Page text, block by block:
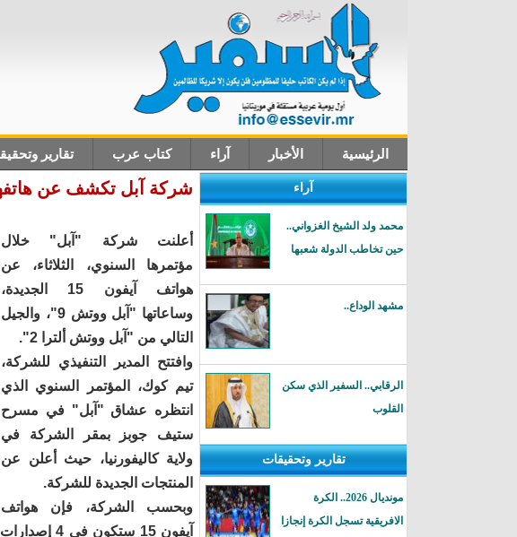
الرئيسية الأخبار آراء كتاب عرب تقارير
آراء
محمد ولد الشيخ الغزواني..
حين تخاطب الدولة شعبها
مشهد الوداع..
الرقابي.. السفير الذي سكن
القلوب
تقارير وتحقيقات
مونديال 2026.. الكرة
الافريقية تسجل الكرة إنجازا
شركة آبل تكشف عن هاتفها
أعلنت شركة "آبل" خلال
مؤتمرها السنوي، الثلاثاء، عن
هواتف آيفون 15 الجديدة،
وساعاتها "آبل ووتش 9"، والجيل
التالي من "آبل ووتش ألترا 2".
وافتتح المدير التنفيذي للشركة،
تيم كوك، المؤتمر السنوي الذي
انتظره عشاق "آبل" في مسرح
ستيف جوبز بمقر الشركة في
ولاية كاليفورنيا، حيث أعلن عن
المنتجات الجديدة للشركة.
وبحسب الشركة، فإن هواتف